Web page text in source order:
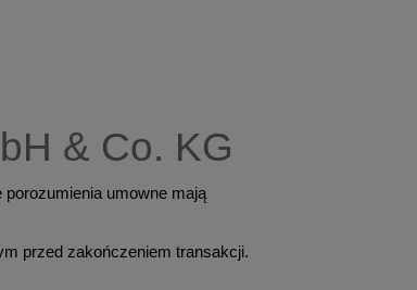
& Co. KG
porozumienia umowne mają
przed zakończeniem transakcji.